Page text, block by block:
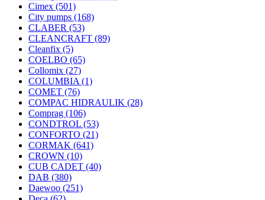
Cimex (501)
City pumps (168)
CLABER (53)
CLEANCRAFT (89)
Cleanfix (5)
COELBO (65)
Collomix (27)
COLUMBIA (1)
COMET (76)
COMPAC HIDRAULIK (28)
Comprag (106)
CONDTROL (53)
CONFORTO (21)
CORMAK (641)
CROWN (10)
CUB CADET (40)
DAB (380)
Daewoo (251)